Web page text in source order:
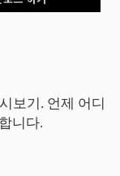
보기. 언제 어디
니다.